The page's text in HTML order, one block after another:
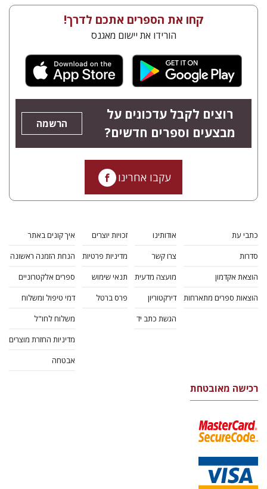
קחו את הספרים אתכם לדרך!
הורידו את יישום מאגנס
רוצים לקבל עדכונים על
מבצעים וספרים חדשים?
הרשמה
עקבו אחרינו
כתבי עת
סדרות
הוצאת אקדמון
הוצאות ספרים מתארחות
אודותינו
צרו קשר
מועצה מדעית
דירקטוריון
הגשת כתב יד
זכויות יוצרים
מדיניות פרטיות
תנאי שימוש
פרס ברטל
איך קונים באתר
הנחת הזמנה ראשונה
ספרים אלקטרוניים
דמי טיפול ומשלוח
משלוח לחו"ל
מדיניות החזרת מוצרים
אבטחה
רכישה מאובטחת